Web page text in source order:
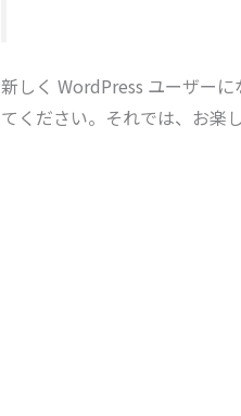
新しく WordPress ユーザーに
てください。それでは、お楽